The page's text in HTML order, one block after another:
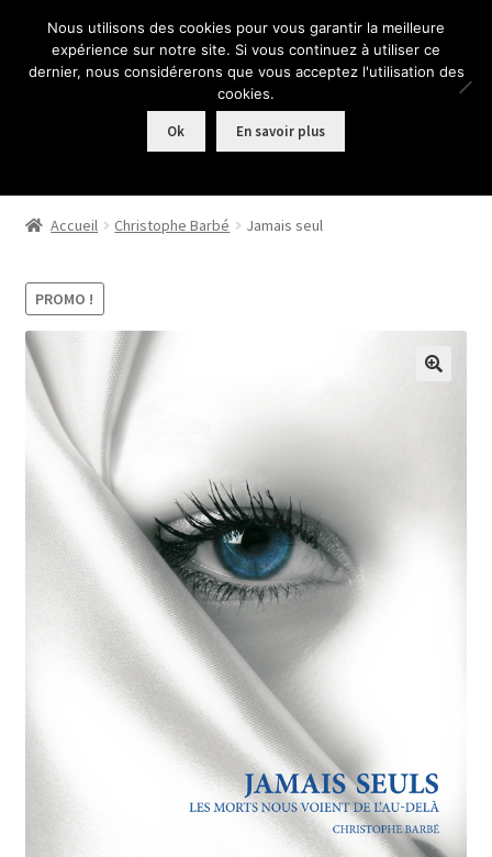
Aller
à
Aller
au
Menu
Accueil
Conditions de vente
Mentions légales
Mon Compte
Mon compte
Page d’exemple
Panier
Politique de confidentialité
Politique en matière de remboursements et de retours
Politique relative aux cookies de kymzo-editions.com
Accueil Christophe Barbé Jamais seul
PROMO !
Nous utilisons des cookies pour vous garantir la meilleure
expérience sur notre site. Si vous continuez à utiliser ce
dernier, nous considérerons que vous acceptez l'utilisation des
cookies.
Ok En savoir plus